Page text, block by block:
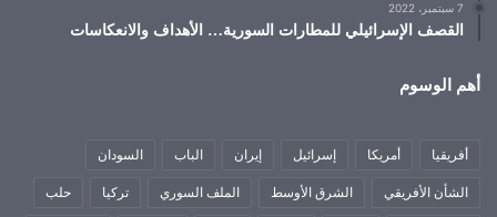
7 سبتمبر، 2022
القصف الإسرائيلي للمطارات السورية… الأهداف والانعكاسات
أهم الوسوم
أفريقيا أمريكا إسرائيل إيران الباب السودان
الشأن الأفريقي الشرق الأوسط الملف السوري تركيا حلب